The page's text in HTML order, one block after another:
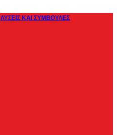
ΛΥΣΕΙΣ ΚΑΙ ΣΥΜΒΟΥΛΕΣ